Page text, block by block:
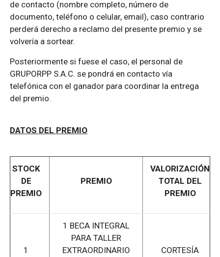
de contacto (nombre completo, número de
documento, teléfono o celular, email), caso contrario
perderá derecho a reclamo del presente premio y se
volvería a sortear.
Posteriormente si fuese el caso, el personal de
GRUPORPP S.A.C. se pondrá en contacto vía
telefónica con el ganador para coordinar la entrega
del premio.
DATOS DEL PREMIO
STOCK
DE
PREMIO
PREMIO
VALORIZACIÓN
TOTAL DEL
PREMIO
1
1 BECA INTEGRAL
PARA TALLER
EXTRAORDINARIO
CORTESÍA